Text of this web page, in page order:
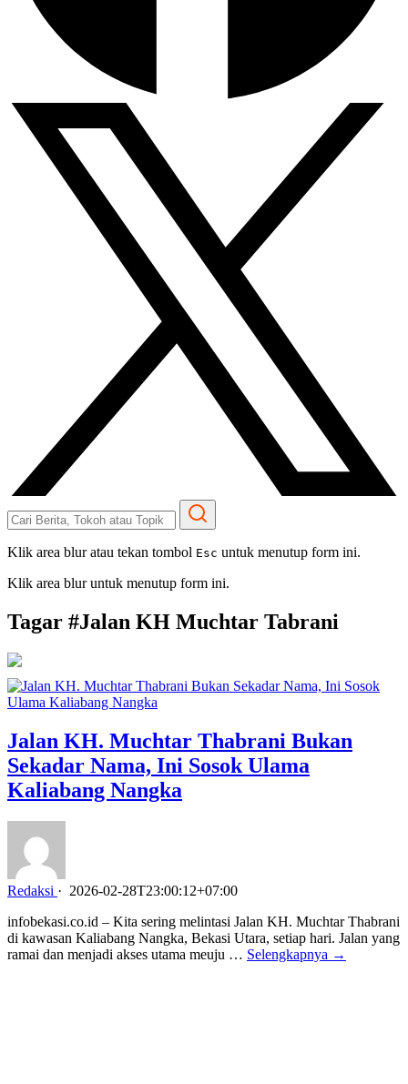
Klik area blur atau tekan tombol Esc untuk menutup form ini.
Klik area blur untuk menutup form ini.
Tagar #Jalan KH Muchtar Tabrani
Jalan KH. Muchtar Thabrani Bukan
Sekadar Nama, Ini Sosok Ulama
Kaliabang Nangka
Redaksi · 2026-02-28T23:00:12+07:00
infobekasi.co.id – Kita sering melintasi Jalan KH. Muchtar Thabrani
di kawasan Kaliabang Nangka, Bekasi Utara, setiap hari. Jalan yang
ramai dan menjadi akses utama meuju … Selengkapnya →